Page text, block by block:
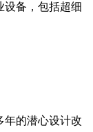
设备，包括超细
年的潜心设计改